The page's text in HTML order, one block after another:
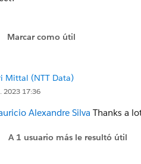
Marcar como útil
Mittal (NTT Data)
2023 17:36
Alexandre Silva Thanks a
A 1 usuario más le resultó útil